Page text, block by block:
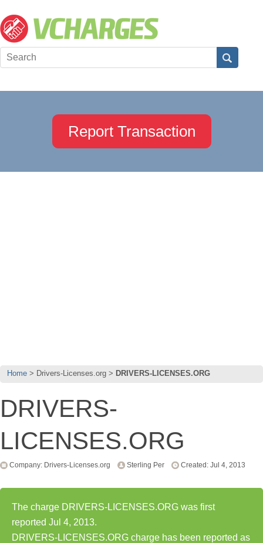
Report Transaction
Home Drivers-Licenses.org DRIVERS-LICENSES.ORG
DRIVERS-
LICENSES.ORG
Company: Drivers-Licenses.org Sterling Per Created: Jul 4, 2013
The charge DRIVERS-LICENSES.ORG was first
reported Jul 4, 2013.
DRIVERS-LICENSES.ORG charge has been reported as